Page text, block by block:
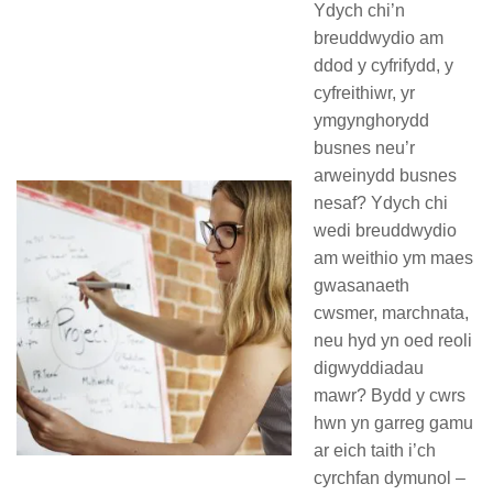
Ydych chi’n
breuddwydio am
ddod y cyfrifydd, y
cyfreithiwr, yr
ymgynghorydd
busnes neu’r
arweinydd busnes
nesaf? Ydych chi
wedi breuddwydio
am weithio ym maes
gwasanaeth
cwsmer, marchnata,
neu hyd yn oed reoli
digwyddiadau
mawr? Bydd y cwrs
hwn yn garreg gamu
ar eich taith i’ch
cyrchfan dymunol –